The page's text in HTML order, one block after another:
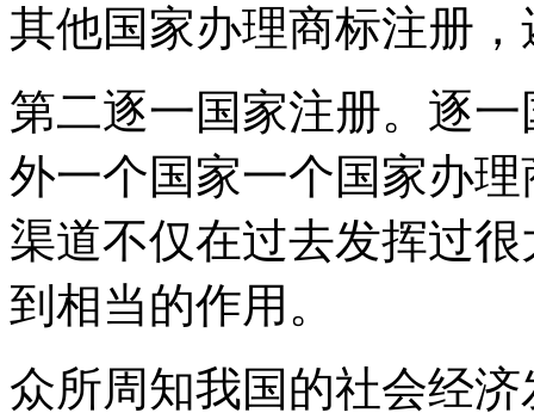
其他国家办理商标注册
第二逐一国家注册。逐
外一个国家一个国家办
渠道不仅在过去发挥过
到相当的作用。
众所周知我国的社会经